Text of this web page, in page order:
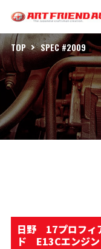
TOP SPEC #2009
日野 17プロフィ
ド E13Cエンジ